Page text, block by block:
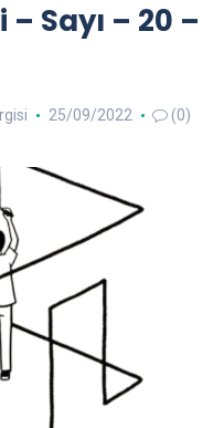
Sayı – 20 –
25/09/2022 (0)